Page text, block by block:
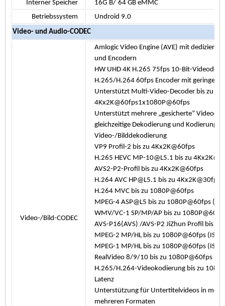
Interner Speicher
16G B/ 64 GB eMMC
Betriebssystem
Undroid 9.0
Video- und Audio-CODEC
Video-/Bild-CODEC
Amlogic Video Engine (AVE) mit
und Encodern
HW UHD 4K H.265 75fps 10-Bit-
H.265/H.264 60fps Encoder mit geringer
Unterstützt Multi-Video-Decoder bis zu
4Kx2K@60fps1x1080P@60fps
Unterstützt mehrere „gesicherte“
gleichzeitige Dekodierung und Kodierung
Video-/Bilddekodierung
VP9 Profil-2 bis zu 4Kx2K@60fps
H.265 HEVC MP-10@L5.1 bis zu
AVS2-P2-Profil bis zu 4Kx2K@60fps
H.264 AVC HP@L5.1 bis zu 4Kx2K@30fps
H.264 MVC bis zu 1080P@60fps
MPEG-4 ASP@L5 bis zu 1080P@60fps
WMV/VC-1 SP/MP/AP bis zu
AVS-P16(AVS) /AVS-P2 JiZhun Profil bis
MPEG-2 MP/HL bis zu 1080P@60fps
MPEG-1 MP/HL bis zu 1080P@60fps
RealVideo 8/9/10 bis zu 1080P@60fps
H.265/H.264-Videokodierung bis zu
Latenz
Unterstützung für Untertitelvideos in
mehreren Formaten